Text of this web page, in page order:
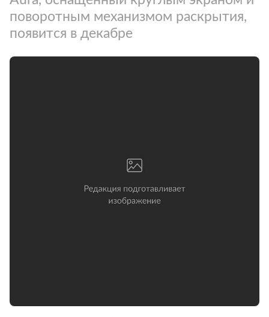
поворотным механизмом раскрытия,
появится в декабре